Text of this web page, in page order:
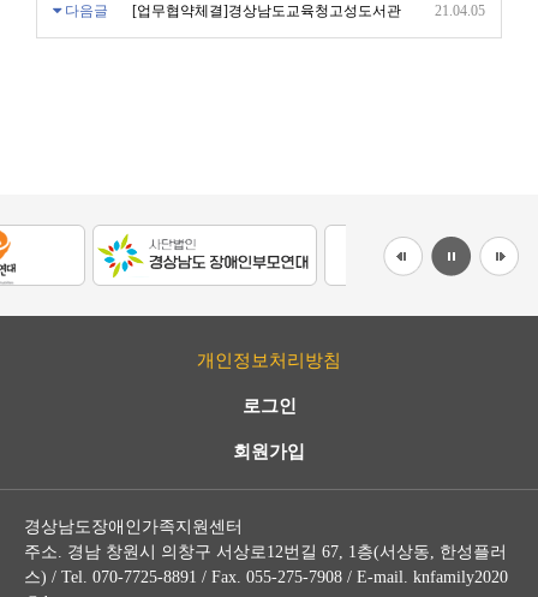
다음글
[업무협약체결]경상남도교육청고성도서관 21.04.05
개인정보처리방침
로그인
회원가입
경상남도장애인가족지원센터
주소. 경남 창원시 의창구 서상로12번길 67, 1층(서상동, 한성플러
스) / Tel. 070-7725-8891 / Fax. 055-275-7908 / E-mail. knfamily2020